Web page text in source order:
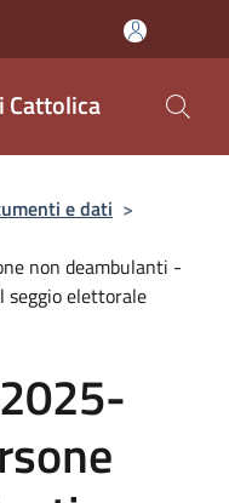
Cattolica
e dati >
non deambulanti -
seggio elettorale